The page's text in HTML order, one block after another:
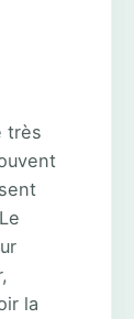
très
la